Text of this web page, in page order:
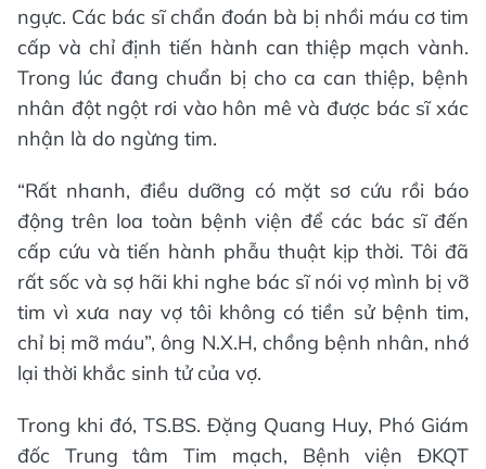
ngực. Các bác sĩ chẩn đoán bà bị nhồi máu cơ tim
cấp và chỉ định tiến hành can thiệp mạch vành.
Trong lúc đang chuẩn bị cho ca can thiệp, bệnh
nhân đột ngột rơi vào hôn mê và được bác sĩ xác
nhận là do ngừng tim.
“Rất nhanh, điều dưỡng có mặt sơ cứu rồi báo
động trên loa toàn bệnh viện để các bác sĩ đến
cấp cứu và tiến hành phẫu thuật kịp thời. Tôi đã
rất sốc và sợ hãi khi nghe bác sĩ nói vợ mình bị vỡ
tim vì xưa nay vợ tôi không có tiền sử bệnh tim,
chỉ bị mỡ máu”, ông N.X.H, chồng bệnh nhân, nhớ
lại thời khắc sinh tử của vợ.
Trong khi đó, TS.BS. Đặng Quang Huy, Phó Giám
đốc Trung tâm Tim mạch, Bệnh viện ĐKQT